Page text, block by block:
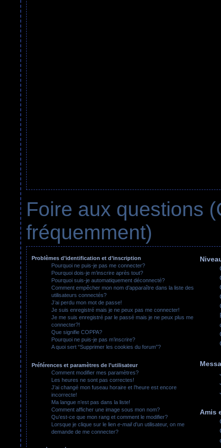
Foire aux questions
fréquemment)
Problèmes d’identification et d’inscription
Pourquoi ne puis-je pas me connecter?
Pourquoi dois-je m’inscrire après tout?
Pourquoi suis-je automatiquement déconnecté?
Comment empêcher mon nom d’apparaître dans la liste des
utilisateurs connectés?
J’ai perdu mon mot de passe!
Je suis enregistré mais je ne peux pas me connecter!
Je me suis enregistré par le passé mais je ne peux plus me
connecter?!
Que signifie COPPA?
Pourquoi ne puis-je pas m’inscrire?
A quoi sert “Supprimer les cookies du forum”?
Préférences et paramètres de l’utilisateur
Comment modifier mes paramètres?
Les heures ne sont pas correctes!
J’ai changé mon fuseau horaire et l’heure est encore
incorrecte!
Ma langue n’est pas dans la liste!
Comment afficher une image sous mon nom?
Qu’est-ce que mon rang et comment le modifier?
Lorsque je clique sur le lien e-maild’un utilisateur, on me
demande de me connecter?
Amis